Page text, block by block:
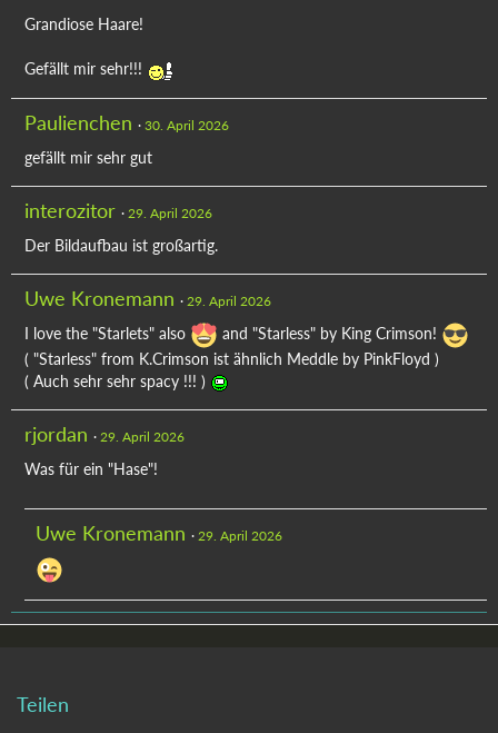
Grandiose Haare!
Gefällt mir sehr!!!
Paulienchen 30. April 2026
gefällt mir sehr gut
interozitor 29. April 2026
Der Bildaufbau ist großartig.
Uwe Kronemann 29. April 2026
I love the "Starlets" also
and "Starless" by King Crimson!
( "Starless" from K.Crimson ist ähnlich Meddle by PinkFloyd )
( Auch sehr sehr spacy !!! )
rjordan 29. April 2026
Was für ein "Hase"!
Uwe Kronemann 29. April 2026
Teilen